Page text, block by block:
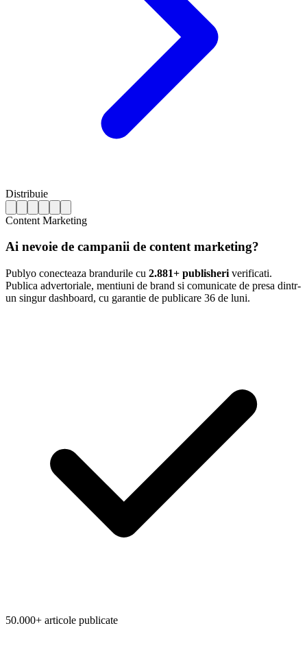
Distribuie
Content Marketing
Ai nevoie de campanii de content marketing?
Publyo conecteaza brandurile cu 2.881+ publisheri verificati.
Publica advertoriale, mentiuni de brand si comunicate de presa dintr-
un singur dashboard, cu garantie de publicare 36 de luni.
50.000+ articole publicate